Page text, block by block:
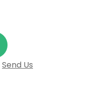
Send Us